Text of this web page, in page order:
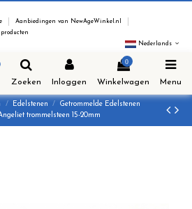
Aanbiedingen van NewAgeWinkel.nl
Nederlands
Zoeken Inloggen
0
Winkelwagen Menu
Edelstenen
Getrommelde Edelstenen
trommelsteen 15-20mm